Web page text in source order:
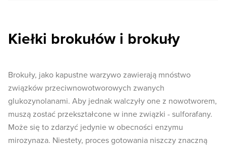
Kiełki brokułów i brokuły
Brokuły, jako kapustne warzywo zawierają mnóstwo
związków przeciwnowotworowych zwanych
glukozynolanami. Aby jednak walczyły one z nowotworem,
muszą zostać przekształcone w inne związki - sulforafany.
Może się to zdarzyć jedynie w obecności enzymu
mirozynaza. Niestety, proces gotowania niszczy znaczną